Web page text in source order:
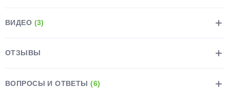
ВИДЕО (3)
ОТЗЫВЫ
ВОПРОСЫ И ОТВЕТЫ(6)